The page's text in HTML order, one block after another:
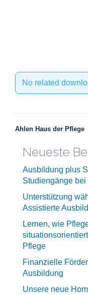
No related
Ahlen Haus der Pflege
Neueste
Ausbildung plus
Studiengänge bei
Unterstützung
Assistierte
Lernen, wie
Pflege
Finanzielle
Ausbildung
Unsere neue